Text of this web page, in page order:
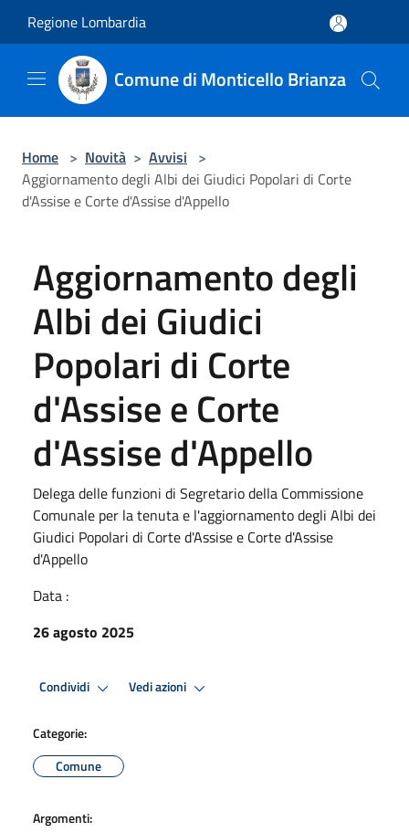
Regione Lombardia
Comune di Monticello Brianza
Home > Novità > Avvisi >
Aggiornamento degli Albi dei Giudici Popolari di Corte
d'Assise e Corte d'Assise d'Appello
Aggiornamento degli
Albi dei Giudici
Popolari di Corte
d'Assise e Corte
d'Assise d'Appello
Delega delle funzioni di Segretario della Commissione
Comunale per la tenuta e l'aggiornamento degli Albi dei
Giudici Popolari di Corte d'Assise e Corte d'Assise
d'Appello
Data :
26 agosto 2025
Condividi Vedi azioni
Categorie:
Comune
Argomenti: